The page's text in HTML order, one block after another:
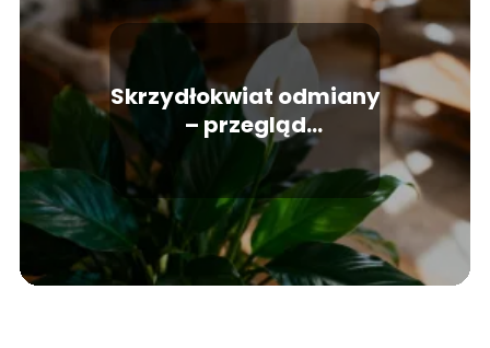
Skrzydłokwiat odmiany
– przegląd
najpopularniejszych
gatunków